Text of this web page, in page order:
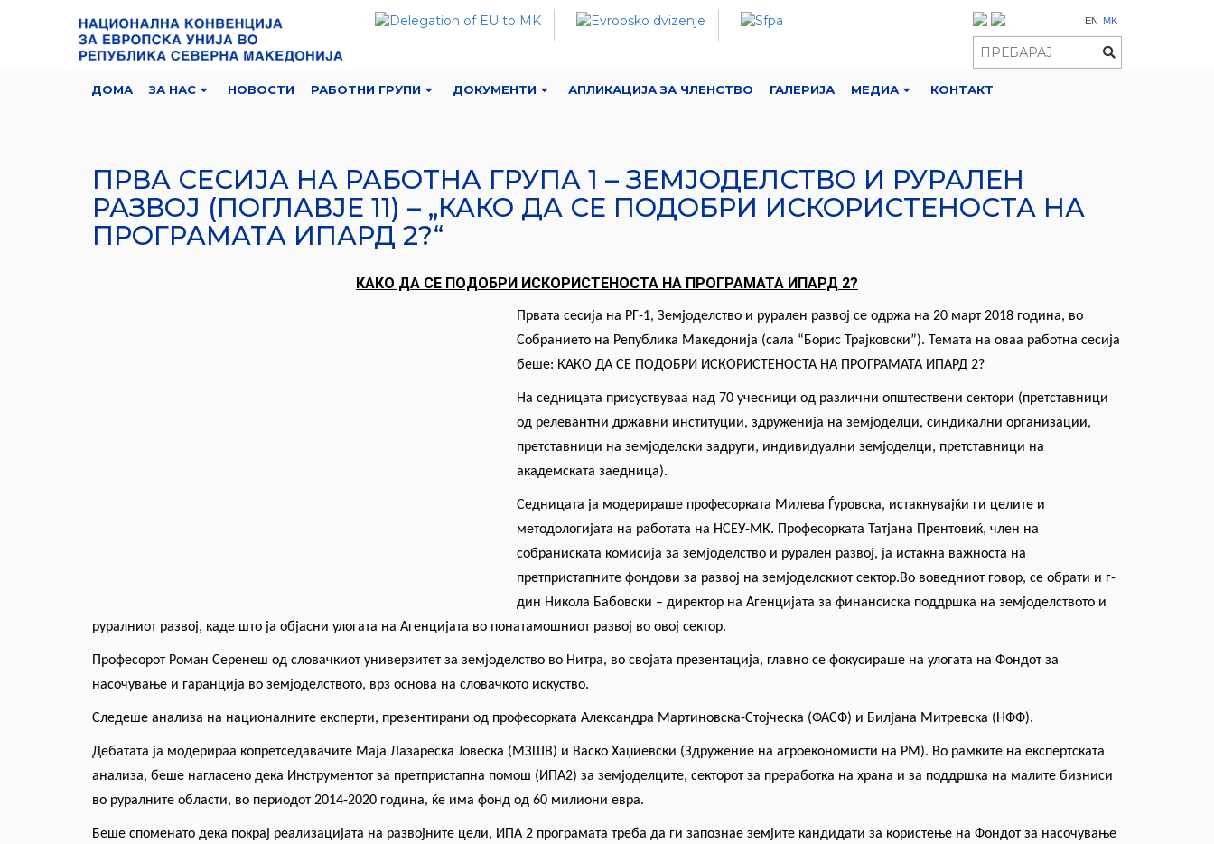
EN MK
ДОМА ЗА НАС НОВОСТИ РАБОТНИ ГРУПИ ДОКУМЕНТИ АПЛИКАЦИЈА ЗА ЧЛЕНСТВО ГАЛЕРИЈА МЕДИА КОНТАКТ
ПРВА СЕСИЈА НА РАБОТНА ГРУПА 1 – ЗЕМЈОДЕЛСТВО И РУРАЛЕН
РАЗВОЈ (ПОГЛАВЈЕ 11) – „КАКО ДА СЕ ПОДОБРИ ИСКОРИСТЕНОСТА НА
ПРОГРАМАТА ИПАРД 2?“
КАКО ДА СЕ ПОДОБРИ ИСКОРИСТЕНОСТА НА ПРОГРАМАТА ИПАРД 2?
Првата сесија на РГ-1, Земјоделство и рурален развој се одржа на 20 март 2018 година, во
Собранието на Република Македонија (сала “Борис Трајковски”). Темата на оваа работна сесија
беше: КАКО ДА СЕ ПОДОБРИ ИСКОРИСТЕНОСТА НА ПРОГРАМАТА ИПАРД 2?
На седницата присуствуваа над 70 учесници од различни општествени сектори (претставници
од релевантни државни институции, здруженија на земјоделци, синдикални организации,
претставници на земјоделски задруги, индивидуални земјоделци, претставници на
академската заедница).
Седницата ја модерираше професорката Милева Ѓуровска, истакнувајќи ги целите и
методологијата на работата на НСЕУ-МК. Професорката Татјана Прентовиќ, член на
собраниската комисија за земјоделство и рурален развој, ја истакна важноста на
претпристапните фондови за развој на земјоделскиот сектор.Во воведниот говор, се обрати и г-
дин Никола Бабовски – директор на Агенцијата за финансиска поддршка на земјоделството и
руралниот развој, каде што ја објасни улогата на Агенцијата во понатамошниот развој во овој сектор.
Професорот Роман Серенеш од словачкиот универзитет за земјоделство во Нитра, во својата презентација, главно се фокусираше на улогата на Фондот за
насочување и гаранција во земјоделството, врз основа на словачкото искуство.
Следеше анализа на националните експерти, презентирани од професорката Александра Мартиновска-Стојческа (ФАСФ) и Билјана Митревска (НФФ).
Дебатата ја модерираа копретседавачите Маја Лазареска Јовеска (МЗШВ) и Васко Хаџиевски (Здружение на агроекономисти на РМ). Во рамките на експертската
анализа, беше нагласено дека Инструментот за претпристапна помош (ИПА2) за земјоделците, секторот за преработка на храна и за поддршка на малите бизниси
во руралните области, во периодот 2014-2020 година, ќе има фонд од 60 милиони евра.
Беше споменато дека покрај реализацијата на развојните цели, ИПА 2 програмата треба да ги запознае земјите кандидати за користење на Фондот за насочување